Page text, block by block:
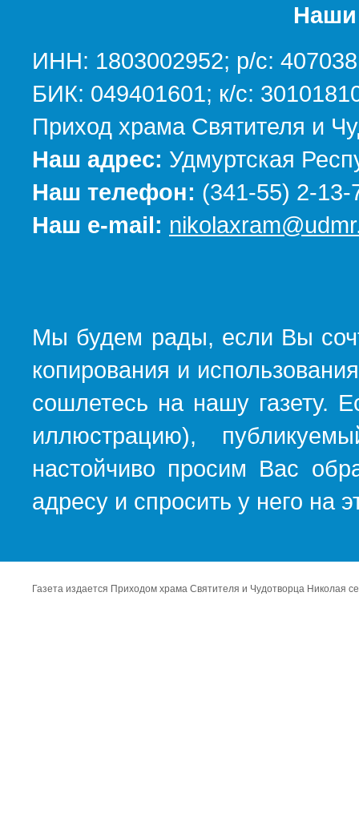
Наши
ИНН: 1803002952; р/с:
БИК: 049401601; к/с:
Приход храма Святителя и
Наш адрес: Удмуртская
Наш телефон: (341-55) 2-13-
Наш e-mail:
Мы будем рады, если Вы
копирования и
сошлетесь на нашу газету.
иллюстрацию),
настойчиво просим Вас
адресу и спросить у него на
Газета издается Приходом храма Святителя и Чудотворца Николая